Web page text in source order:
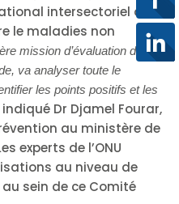
intersectoriel de
le maladies non
mission d’évaluation de
va analyser toute le
les points positifs et les
indiqué Dr Djamel Fourar,
au ministère de
experts de l’ONU
au niveau de
sein de ce Comité